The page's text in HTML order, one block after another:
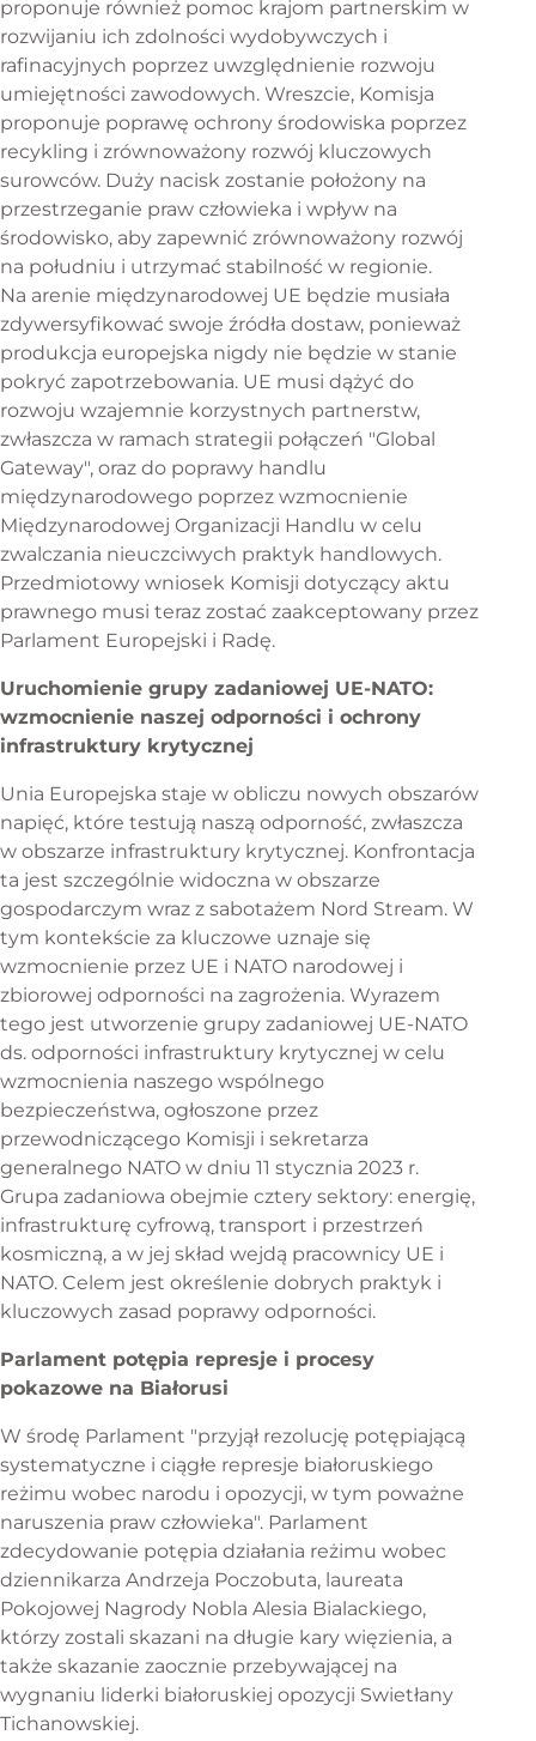
przez Zacharie Schaerlinger
Wiadomości europejskie
proponuje również pomoc krajom partnerskim w
rozwijaniu ich zdolności wydobywczych i
rafinacyjnych poprzez uwzględnienie rozwoju
umiejętności zawodowych. Wreszcie, Komisja
proponuje poprawę ochrony środowiska poprzez
recykling i zrównoważony rozwój kluczowych
surowców. Duży nacisk zostanie położony na
przestrzeganie praw człowieka i wpływ na
środowisko, aby zapewnić zrównoważony rozwój
na południu i utrzymać stabilność w regionie.
Na arenie międzynarodowej UE będzie musiała
zdywersyfikować swoje źródła dostaw, ponieważ
produkcja europejska nigdy nie będzie w stanie
pokryć zapotrzebowania. UE musi dążyć do
rozwoju wzajemnie korzystnych partnerstw,
zwłaszcza w ramach strategii połączeń "Global
Gateway", oraz do poprawy handlu
międzynarodowego poprzez wzmocnienie
Międzynarodowej Organizacji Handlu w celu
zwalczania nieuczciwych praktyk handlowych.
Przedmiotowy wniosek Komisji dotyczący aktu
prawnego musi teraz zostać zaakceptowany przez
Parlament Europejski i Radę.
Uruchomienie grupy zadaniowej UE-NATO:
wzmocnienie naszej odporności i ochrony
infrastruktury krytycznej
Unia Europejska staje w obliczu nowych obszarów
napięć, które testują naszą odporność, zwłaszcza
w obszarze infrastruktury krytycznej. Konfrontacja
ta jest szczególnie widoczna w obszarze
gospodarczym wraz z sabotażem Nord Stream. W
tym kontekście za kluczowe uznaje się
wzmocnienie przez UE i NATO narodowej i
zbiorowej odporności na zagrożenia. Wyrazem
tego jest utworzenie grupy zadaniowej UE-NATO
ds. odporności infrastruktury krytycznej w celu
wzmocnienia naszego wspólnego
bezpieczeństwa, ogłoszone przez
przewodniczącego Komisji i sekretarza
generalnego NATO w dniu 11 stycznia 2023 r.
Grupa zadaniowa obejmie cztery sektory: energię,
infrastrukturę cyfrową, transport i przestrzeń
kosmiczną, a w jej skład wejdą pracownicy UE i
NATO. Celem jest określenie dobrych praktyk i
kluczowych zasad poprawy odporności.
Parlament potępia represje i procesy
pokazowe na Białorusi
W środę Parlament "przyjął rezolucję potępiającą
systematyczne i ciągłe represje białoruskiego
reżimu wobec narodu i opozycji, w tym poważne
naruszenia praw człowieka". Parlament
zdecydowanie potępia działania reżimu wobec
dziennikarza Andrzeja Poczobuta, laureata
Pokojowej Nagrody Nobla Alesia Bialackiego,
którzy zostali skazani na długie kary więzienia, a
także skazanie zaocznie przebywającej na
wygnaniu liderki białoruskiej opozycji Swietłany
Tichanowskiej.